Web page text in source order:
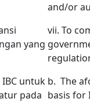
and/or
yang
vii. To
untuk
pada
b. The
basis for